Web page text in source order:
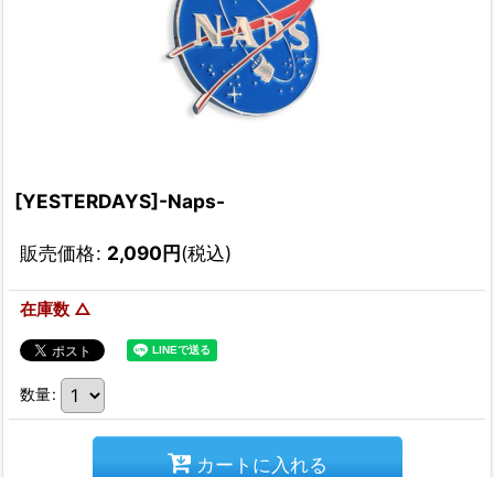
[YESTERDAYS]-Naps-
販売価格: 2,090円(税込)
在庫数 △
数量:
カートに入れる